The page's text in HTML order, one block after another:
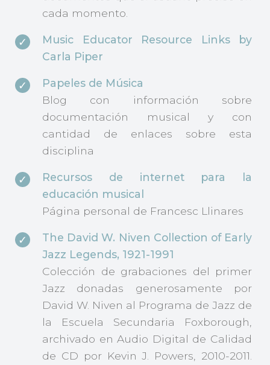
cada momento.
Music Educator Resource Links by
Carla Piper
Papeles de Música
Blog con información sobre
documentación musical y con
cantidad de enlaces sobre esta
disciplina
Recursos de internet para la
educación musical
Página personal de Francesc Llinares
The David W. Niven Collection of Early
Jazz Legends, 1921-1991
Colección de grabaciones del primer
Jazz donadas generosamente por
David W. Niven al Programa de Jazz de
la Escuela Secundaria Foxborough,
archivado en Audio Digital de Calidad
de CD por Kevin J. Powers, 2010-2011.